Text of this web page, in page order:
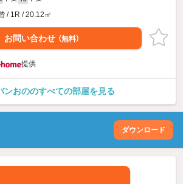
/ 1R / 20.12㎡
お問い合わせ （無料）
提供
ンおののすべての部屋を見る
ダウンロード